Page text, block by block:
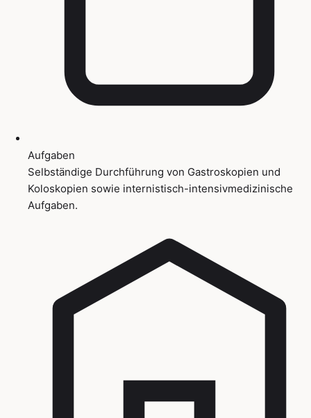
Aufgaben
Selbständige Durchführung von Gastroskopien und
Koloskopien sowie internistisch-intensivmedizinische
Aufgaben.